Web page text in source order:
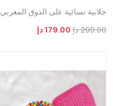
جلابية نسائية على الذوق المغربي
200.00 دإ
179.00 دإ